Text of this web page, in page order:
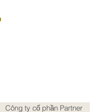
Công ty cổ phần Partner